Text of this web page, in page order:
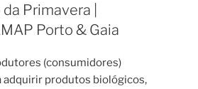
Primavera |
Porto & Gaia
(consumidores)
produtos biológicos,